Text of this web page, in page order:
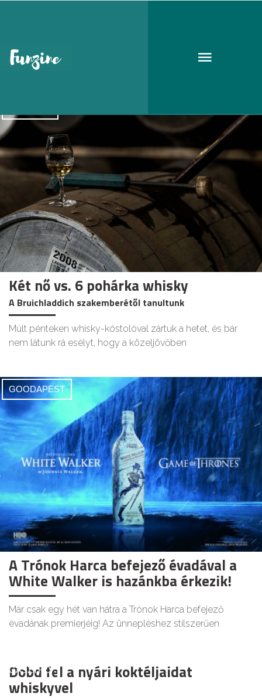
whisky
Két nő vs. 6 pohárka whisky
A Bruichladdich szakemberétől tanultunk
Múlt pénteken whisky-kóstolóval zártuk a hetet, és bár
nem látunk rá esélyt, hogy a közeljövőben
GOODAPEST
A Trónok Harca befejező évadával a
White Walker is hazánkba érkezik!
Már csak egy hét van hátra a Trónok Harca befejező
évadának premierjéig! Az ünnepléshez stílszerűen
GASZTRO
Dobd fel a nyári koktéljaidat
whiskyvel